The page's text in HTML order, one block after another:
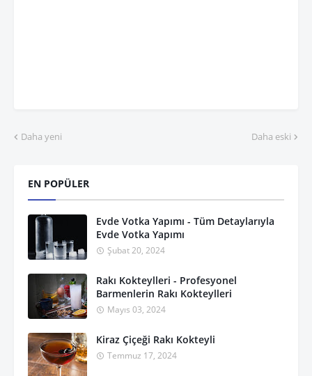
Daha yeni Daha eski
EN POPÜLER
Evde Votka Yapımı - Tüm Detaylarıyla
Evde Votka Yapımı
Şubat 20, 2024
Rakı Kokteylleri - Profesyonel
Barmenlerin Rakı Kokteylleri
Mayıs 03, 2024
Kiraz Çiçeği Rakı Kokteyli
Temmuz 17, 2024